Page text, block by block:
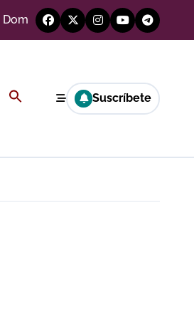
Dom
Buscar: Suscríbete